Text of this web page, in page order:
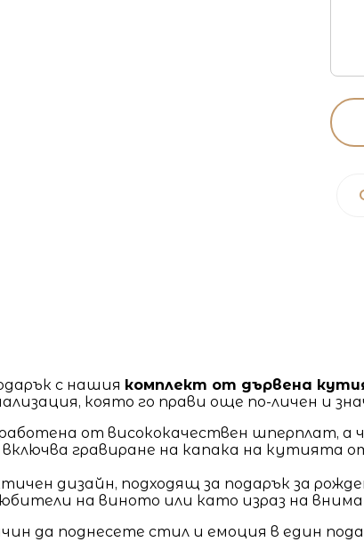
с нашия комплект от дървена
която го прави още по-личен и
от висококачествен шперплат, а
гравиране на капака на кутията
дизайн, подходящ за подарък за
на виното или като израз на
да поднесете стил и емоция в един